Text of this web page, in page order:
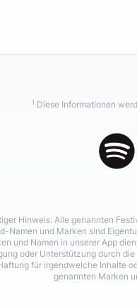
1 Diese Informationen
Hinweis: Alle genannten
Namen und Marken sind
und Namen in unserer App
oder Unterstützung durch
für irgendwelche Inhalte
genannten Marken